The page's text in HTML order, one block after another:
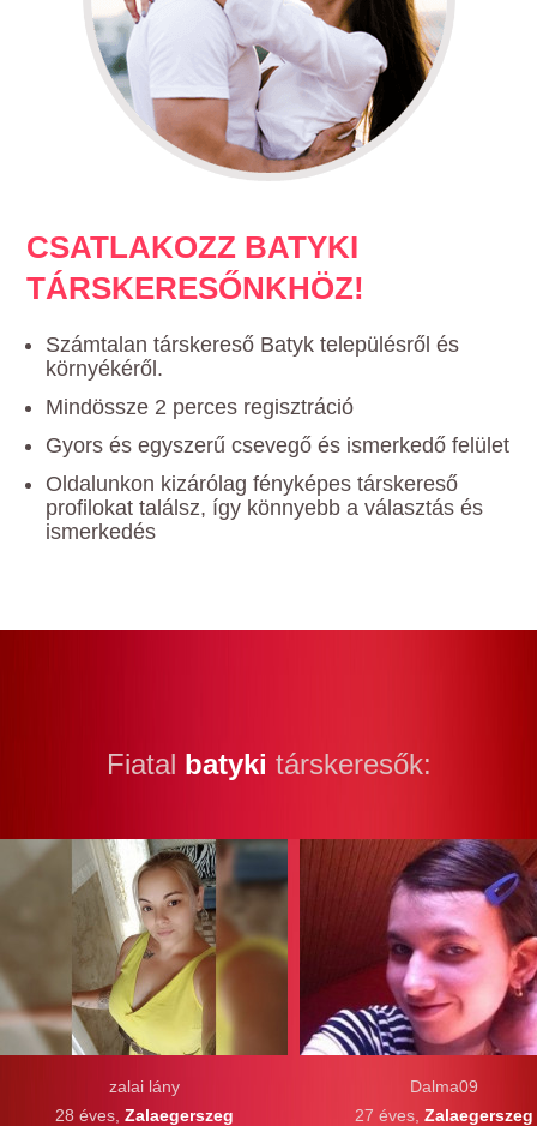
CSATLAKOZZ BATYKI
TÁRSKERESŐNKHÖZ!
Számtalan társkereső Batyk településről és
környékéről.
Mindössze 2 perces regisztráció
Gyors és egyszerű csevegő és ismerkedő felület
Oldalunkon kizárólag fényképes társkereső
profilokat találsz, így könnyebb a választás és
ismerkedés
Fiatal batyki társkeresők:
zalai lány
28 éves, Zalaegerszeg
Dalma09
27 éves, Zalaegerszeg